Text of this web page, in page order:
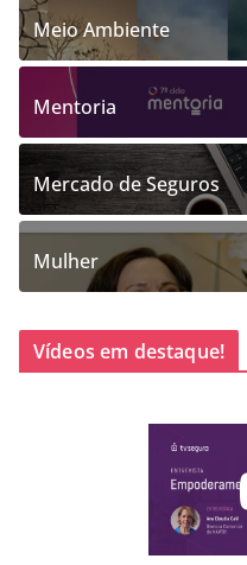
Meio Ambiente
Mentoria
Mercado de Seguros
Mulher
Vídeos em destaque!